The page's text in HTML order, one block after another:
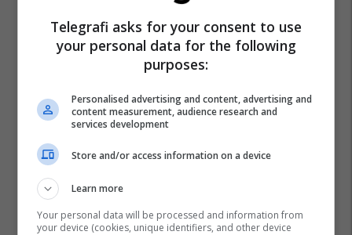
Telegrafi asks for your consent to use
your personal data for the following
purposes:
Personalised advertising and content, advertising and
content measurement, audience research and
services development
Store and/or access information on a device
Learn more
Your personal data will be processed and information from
your device (cookies, unique identifiers, and other device